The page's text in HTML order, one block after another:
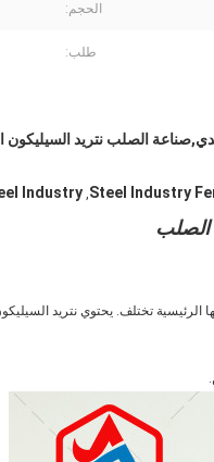
الحجم:
طلب:
الصلب نتريد
Steel Industry
,
Industry
الصلب
الرئيسية تختلف. يحتوي نتريد